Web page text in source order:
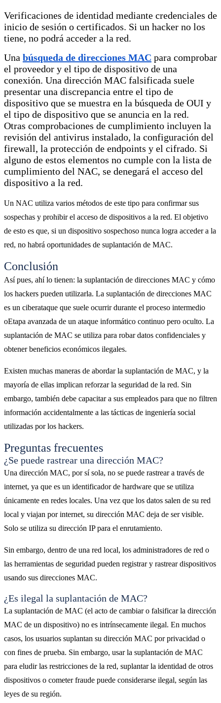
Verificaciones de identidad mediante credenciales de
inicio de sesión o certificados. Si un hacker no los
tiene, no podrá acceder a la red.
Una búsqueda de direcciones MAC para comprobar
el proveedor y el tipo de dispositivo de una
conexión. Una dirección MAC falsificada suele
presentar una discrepancia entre el tipo de
dispositivo que se muestra en la búsqueda de OUI y
el tipo de dispositivo que se anuncia en la red.
Otras comprobaciones de cumplimiento incluyen la
revisión del antivirus instalado, la configuración del
firewall, la protección de endpoints y el cifrado. Si
alguno de estos elementos no cumple con la lista de
cumplimiento del NAC, se denegará el acceso del
dispositivo a la red.
Un NAC utiliza varios métodos de este tipo para confirmar sus
sospechas y prohibir el acceso de dispositivos a la red. El objetivo
de esto es que, si un dispositivo sospechoso nunca logra acceder a la
red, no habrá oportunidades de suplantación de MAC.
Conclusión
Así pues, ahí lo tienen: la suplantación de direcciones MAC y cómo
los hackers pueden utilizarla. La suplantación de direcciones MAC
es un ciberataque que suele ocurrir durante el proceso intermedio
oEtapa avanzada de un ataque informático continuo pero oculto. La
suplantación de MAC se utiliza para robar datos confidenciales y
obtener beneficios económicos ilegales.
Existen muchas maneras de abordar la suplantación de MAC, y la
mayoría de ellas implican reforzar la seguridad de la red. Sin
embargo, también debe capacitar a sus empleados para que no filtren
información accidentalmente a las tácticas de ingeniería social
utilizadas por los hackers.
Preguntas frecuentes
¿Se puede rastrear una dirección MAC?
Una dirección MAC, por sí sola, no se puede rastrear a través de
internet, ya que es un identificador de hardware que se utiliza
únicamente en redes locales. Una vez que los datos salen de su red
local y viajan por internet, su dirección MAC deja de ser visible.
Solo se utiliza su dirección IP para el enrutamiento.
Sin embargo, dentro de una red local, los administradores de red o
las herramientas de seguridad pueden registrar y rastrear dispositivos
usando sus direcciones MAC.
¿Es ilegal la suplantación de MAC?
La suplantación de MAC (el acto de cambiar o falsificar la dirección
MAC de un dispositivo) no es intrínsecamente ilegal. En muchos
casos, los usuarios suplantan su dirección MAC por privacidad o
con fines de prueba. Sin embargo, usar la suplantación de MAC
para eludir las restricciones de la red, suplantar la identidad de otros
dispositivos o cometer fraude puede considerarse ilegal, según las
leyes de su región.